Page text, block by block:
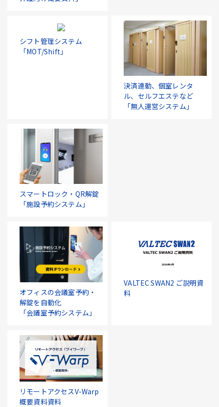
シフト管理システム
「MOT/Shift」
決済連動、個室レンタ
ル、セルフエステなど
「無人運営システム」
スマートロック・QR解錠
「施設予約システム」
オフィスの会議室予約・
解錠を自動化
「会議室予約システム」
VALTEC SWAN2 ご説明資
料
リモートアクセスV-Warp
概要資料資料